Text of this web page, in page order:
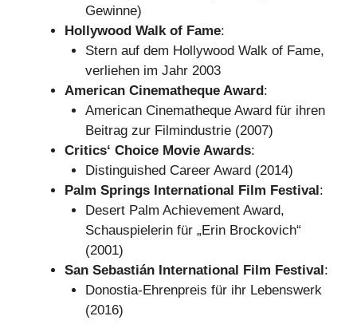
Gewinne)
Hollywood Walk of Fame:
Stern auf dem Hollywood Walk of Fame,
verliehen im Jahr 2003
American Cinematheque Award:
American Cinematheque Award für ihren
Beitrag zur Filmindustrie (2007)
Critics‘ Choice Movie Awards:
Distinguished Career Award (2014)
Palm Springs International Film Festival:
Desert Palm Achievement Award,
Schauspielerin für „Erin Brockovich“
(2001)
San Sebastián International Film Festival:
Donostia-Ehrenpreis für ihr Lebenswerk
(2016)